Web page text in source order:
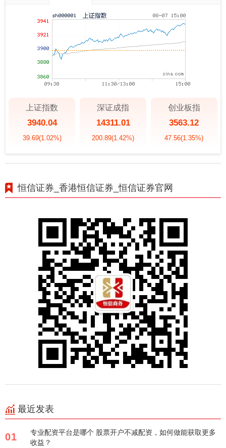
上证指数
3940.04
39.69(1.02%)
深证成指
14311.01
200.89(1.42%)
创业板指
3563.12
47.56(1.35%)
恒信证券_香港恒信证券_恒信证券官网
最近发表
01
专业配资平台是哪个 股票开户不减配资，如何做能获取更多
收益？